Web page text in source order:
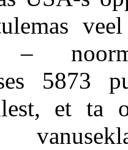
5873
et ta